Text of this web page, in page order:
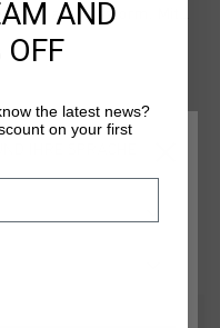
normale Passform. Mit
sind diese
Freizeitanlaesse.
IHRE SPRACHE
AND
OFF
the latest news?
on your first